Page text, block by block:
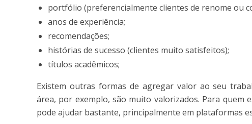
portfólio (preferencialmente clientes de renome ou
anos de experiência;
recomendações;
histórias de sucesso (clientes muito satisfeitos);
títulos acadêmicos;
Existem outras formas de agregar valor ao seu
área, por exemplo, são muito valorizados. Para quem
pode ajudar bastante, principalmente em plataformas